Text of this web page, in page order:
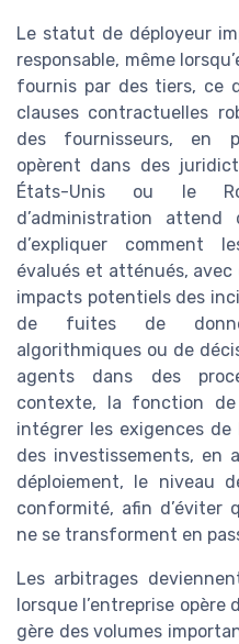
Le statut de déployeur
responsable, même
fournis par des tiers, ce
clauses contractuelles
des fournisseurs, en
opèrent dans des
États-Unis ou le
d’administration
d’expliquer comment
évalués et atténués, avec
impacts potentiels des
de fuites de
algorithmiques ou de
agents dans des
contexte, la fonction
intégrer les exigences de
des investissements, en
déploiement, le niveau
conformité, afin d’éviter
ne se transforment en
Les arbitrages
lorsque l’entreprise opère
gère des volumes